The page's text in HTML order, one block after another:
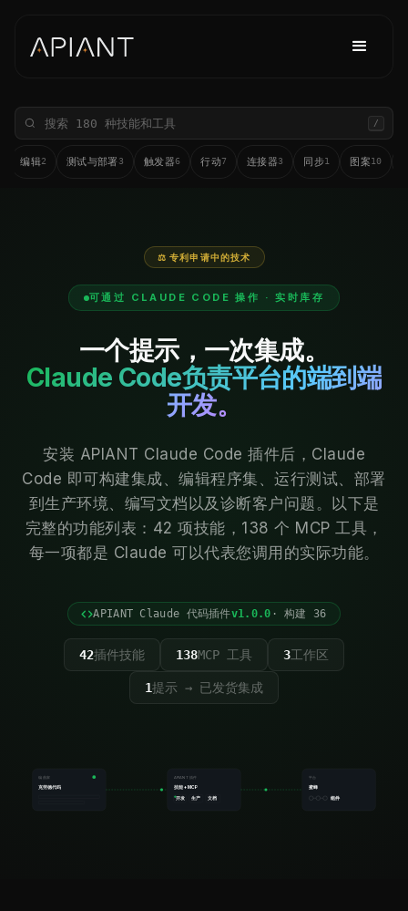
/
编辑2 测试与部署3 触发器6 行动7 连接器3 同步1 图案10
⚖ 专利申请中的技术
可通过 CLAUDE CODE 操作 · 实时库存
一个提示，一次集成。
Claude Code负责平台的端到端
开发。
安装 APIANT Claude Code 插件后，Claude
Code 即可构建集成、编辑程序集、运行测试、部署
到生产环境、编写文档以及诊断客户问题。以下是
完整的功能列表：42 项技能，138 个 MCP 工具，
每一项都是 Claude 可以代表您调用的实际功能。
APIANT Claude 代码插件v1.0.0 · 构建 36
42插件技能 138MCP 工具 3工作区
1提示 → 已发货集成
编曲家
克劳德代码
APIANT 插件
技能 + MCP
开发
生产 文档
平台
蜜蜂
组件